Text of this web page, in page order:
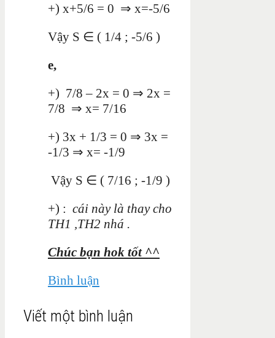
+) x+5/6 = 0 ⇒ x=-5/6
Vậy S ∈ ( 1/4 ; -5/6 )
e,
+) 7/8 – 2x = 0 ⇒ 2x =
7/8 ⇒ x= 7/16
+) 3x + 1/3 = 0 ⇒ 3x =
-1/3 ⇒ x= -1/9
Vậy S ∈ ( 7/16 ; -1/9 )
+) : cái này là thay cho
TH1 ,TH2 nhá .
Chúc bạn hok tốt ^^
Bình luận
Viết một bình luận